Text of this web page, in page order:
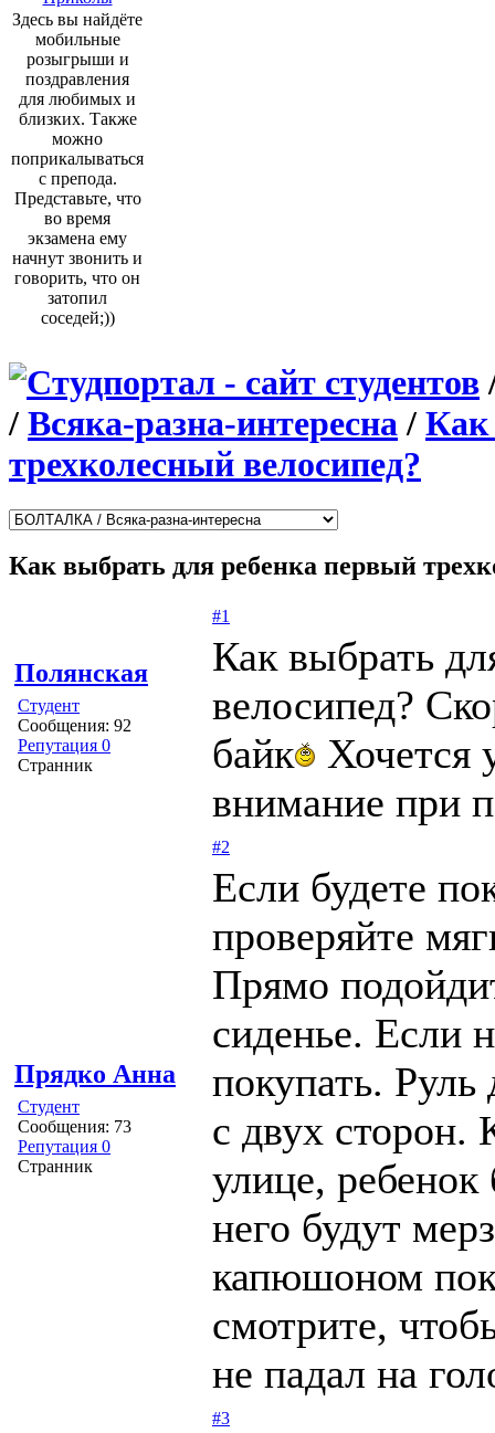
Здесь вы найдёте
мобильные
розыгрыши и
поздравления
для любимых и
близких. Также
можно
поприкалываться
с препода.
Представьте, что
во время
экзамена ему
начнут звонить и
говорить, что он
затопил
соседей;))
/ Всяка-разна-интересна/ Как
трехколесный велосипед?
Как выбрать для ребенка первый
Полянская
Студент
Сообщения: 92
Репутация 0
Странник
#1
Как выбрать
велосипед?
байк
Хочется
внимание при
Прядко Анна
Студент
Сообщения: 73
Репутация 0
Странник
#2
Если будете
проверяйте
Прямо
сиденье. Если
покупать.
с двух сторон.
улице, ребенок
него будут
капюшоном
смотрите,
не падал на
#3